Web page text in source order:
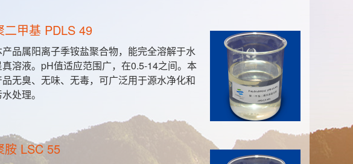
无醛固色剂 LSF-701
适用于活性，中性等阴离子染料的染色或印花的
固色处理，对活性染料固色效果尤佳。
无醛固色剂 LSF-55